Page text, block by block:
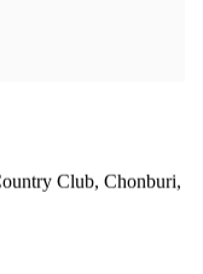
Club, Chonburi,